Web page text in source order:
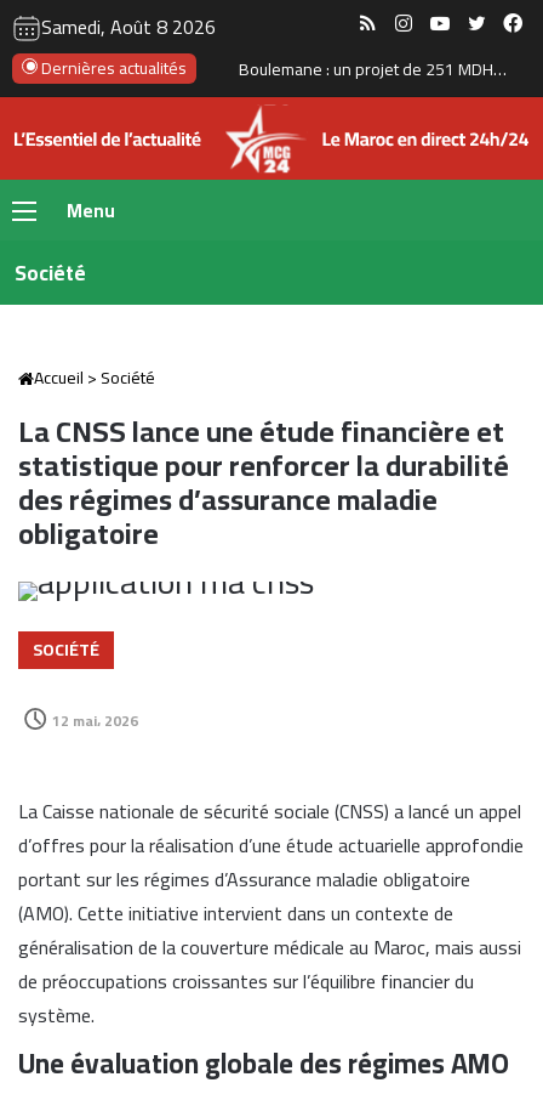
Samedi, Août 8 2026 RSS InstagramYouTube
Dernières actualités Six jeunes Marocains décrochent la 2ᵉ place mondiale dans une compétition internationale de recherche mathématique
Menu
Société
Accueil>Société
La CNSS lance une étude financière et
statistique pour renforcer la durabilité
des régimes d’assurance maladie
obligatoire
SOCIÉTÉ
12 mai، 2026
La Caisse nationale de sécurité sociale (CNSS) a lancé un appel
d’offres pour la réalisation d’une étude actuarielle approfondie
portant sur les régimes d’Assurance maladie obligatoire
(AMO). Cette initiative intervient dans un contexte de
généralisation de la couverture médicale au Maroc, mais aussi
de préoccupations croissantes sur l’équilibre financier du
système.
Une évaluation globale des régimes AMO